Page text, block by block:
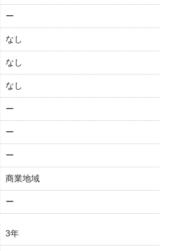
ー
なし
なし
なし
ー
ー
ー
商業地域
ー
3年